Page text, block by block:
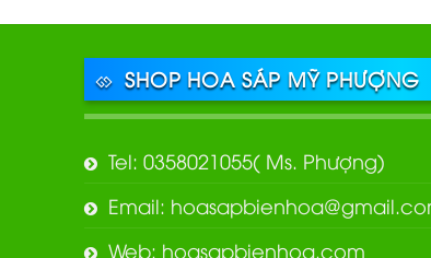
SHOP HOA SÁP MỸ PHƯỢNG
Tel: 0358021055( Ms. Phượng)
Email:
Web: hoasapbienhoa.com